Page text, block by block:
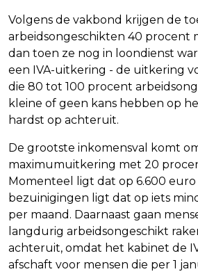
Volgens de vakbond krijgen de
arbeidsongeschikten 40 procent
dan toen ze nog in loondienst
een IVA-uitkering - de uitkering
die 80 tot 100 procent
kleine of geen kans hebben op
hardst op achteruit.
De grootste inkomensval komt
maximumuitkering met 20
Momenteel ligt dat op 6.600 euro
bezuinigingen ligt dat op iets
per maand. Daarnaast gaan
langdurig arbeidsongeschikt
achteruit, omdat het kabinet de
afschaft voor mensen die per 1